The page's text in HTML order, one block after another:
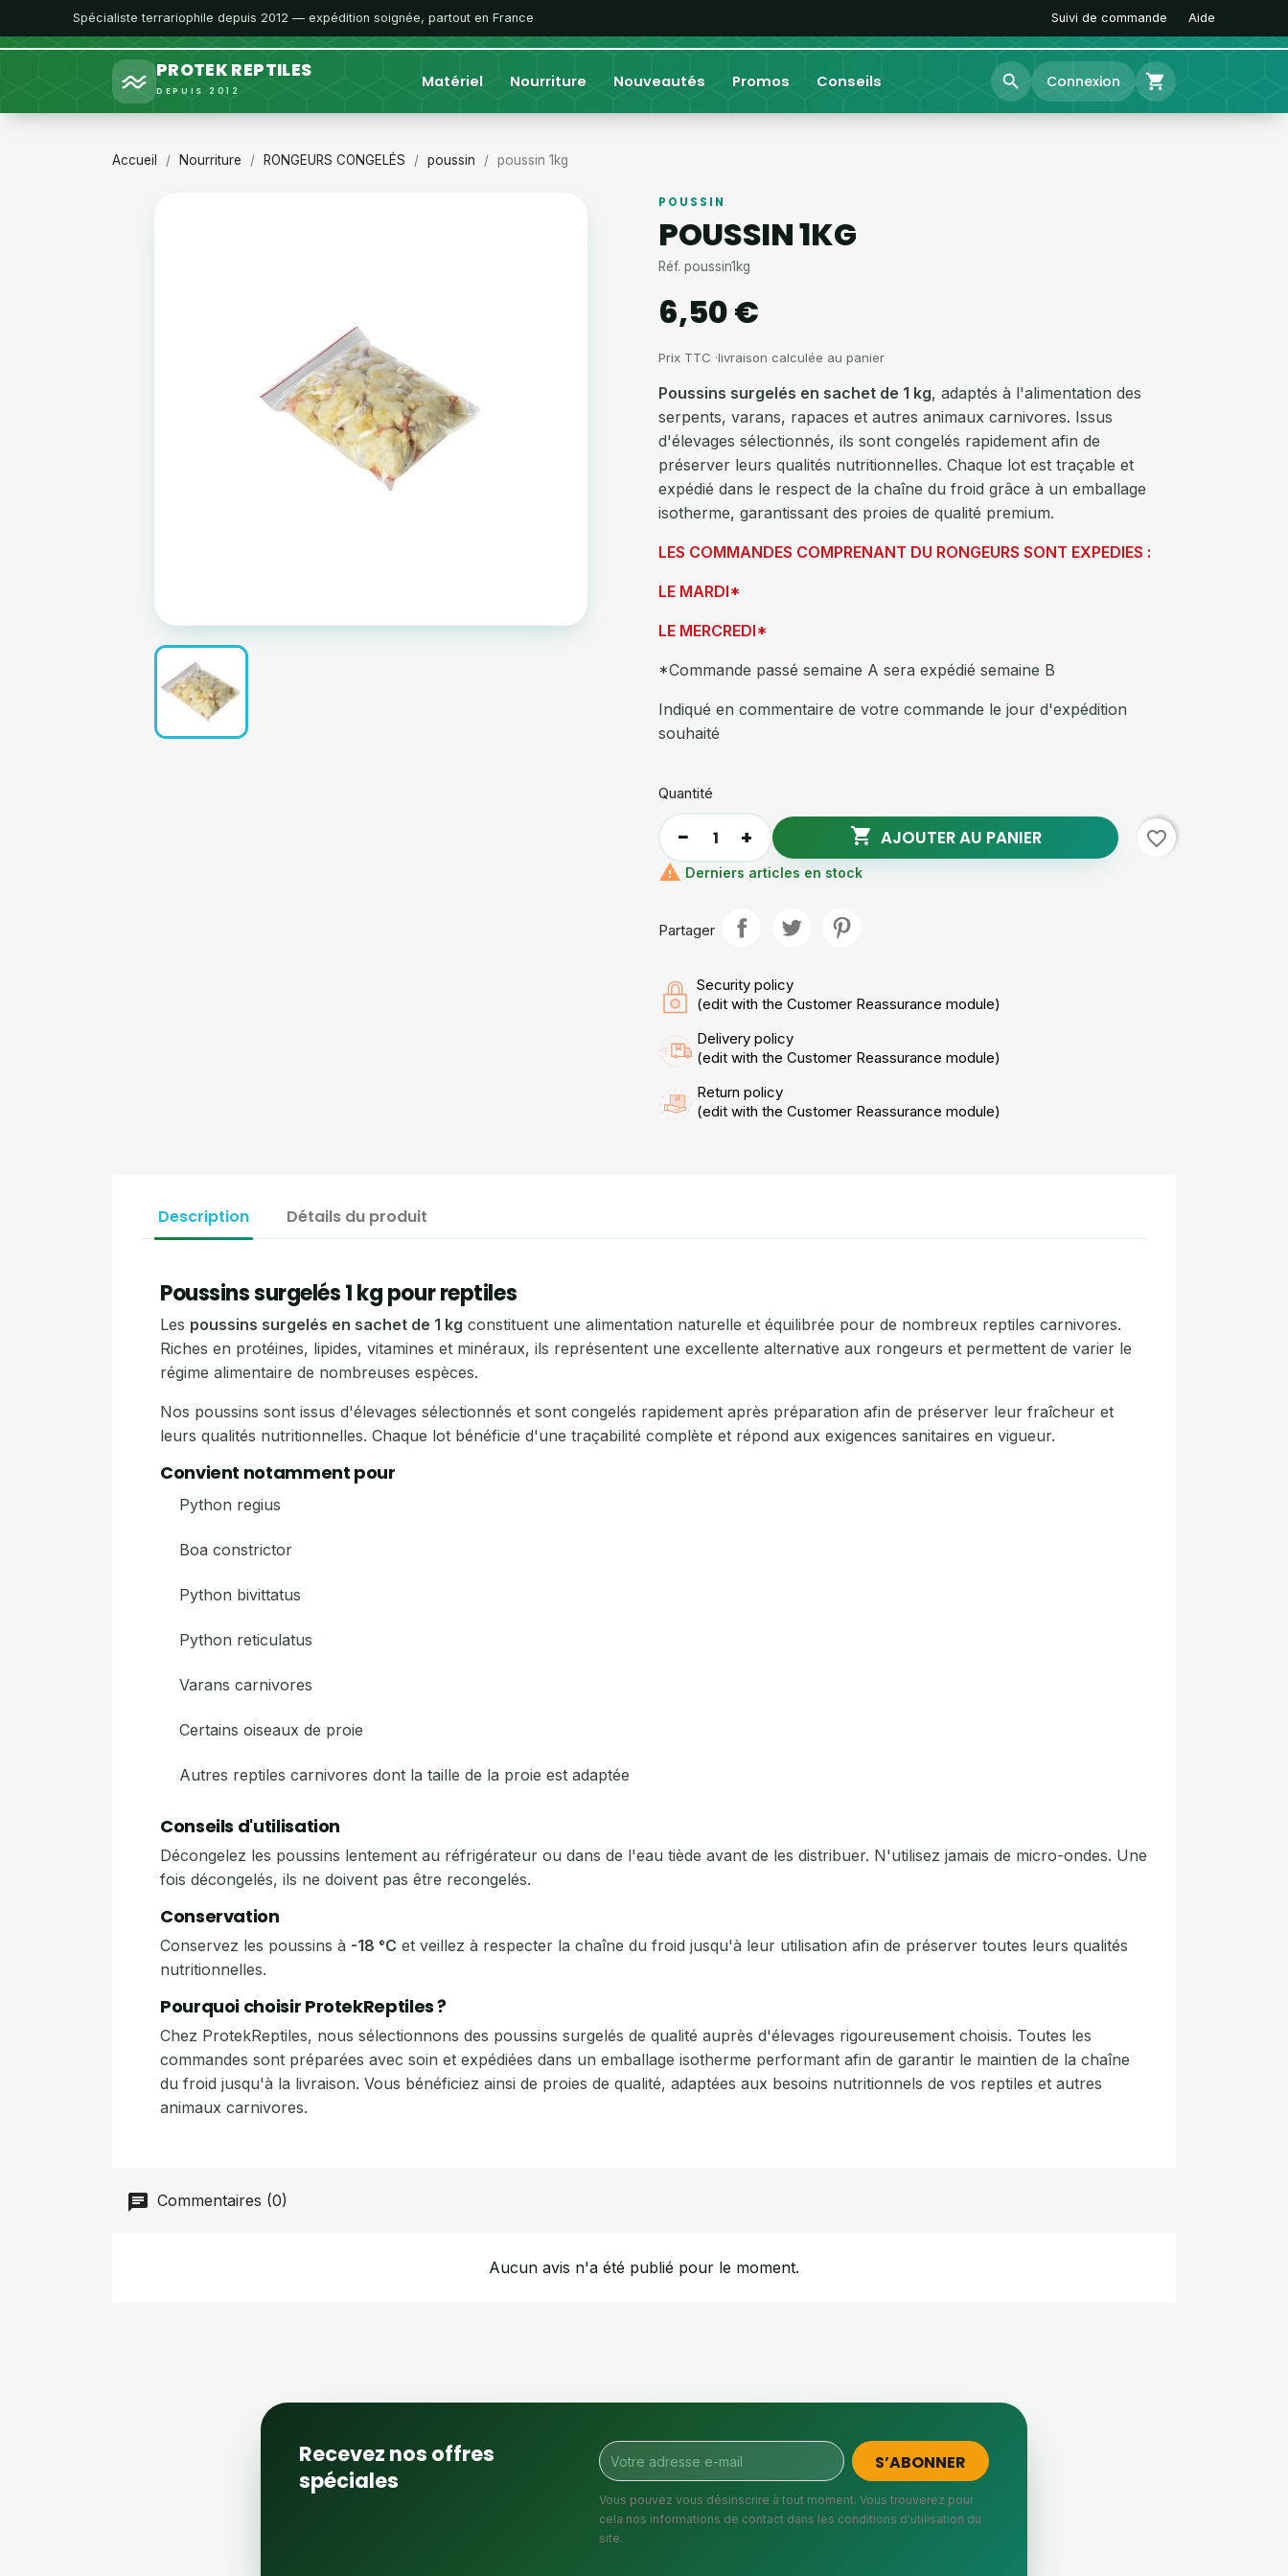
Spécialiste terrariophile depuis 2012 — expédition soignée, partout en France Suivi de commande Aide
PROTEK REPTILES
DEPUIS 2012 Matériel Nourriture Nouveautés Promos Conseils search Connexion shopping_cart
Accueil Nourriture RONGEURS CONGELÉS poussin poussin 1kg
POUSSIN
POUSSIN 1KG
Réf. poussin1kg
6,50 €
Poussins surgelés en sachet de 1 kg, adaptés à l'alimentation des
serpents, varans, rapaces et autres animaux carnivores. Issus
d'élevages sélectionnés, ils sont congelés rapidement afin de
préserver leurs qualités nutritionnelles. Chaque lot est traçable et
expédié dans le respect de la chaîne du froid grâce à un emballage
isotherme, garantissant des proies de qualité premium.
LES COMMANDES COMPRENANT DU RONGEURS SONT EXPEDIES :
LE MARDI*
LE MERCREDI*
*Commande passé semaine A sera expédié semaine B
Indiqué en commentaire de votre commande le jour d'expédition
souhaité
Quantité
 AJOUTER AU PANIER
favorite_border
 Derniers articles en stock
Partager
Security policy
(edit with the Customer Reassurance module)
Delivery policy
(edit with the Customer Reassurance module)
Return policy
(edit with the Customer Reassurance module)
Description Détails du produit
Poussins surgelés 1 kg pour reptiles
Les poussins surgelés en sachet de 1 kg constituent une alimentation naturelle et équilibrée pour de nombreux reptiles carnivores.
Riches en protéines, lipides, vitamines et minéraux, ils représentent une excellente alternative aux rongeurs et permettent de varier le
régime alimentaire de nombreuses espèces.
Nos poussins sont issus d'élevages sélectionnés et sont congelés rapidement après préparation afin de préserver leur fraîcheur et
leurs qualités nutritionnelles. Chaque lot bénéficie d'une traçabilité complète et répond aux exigences sanitaires en vigueur.
Convient notamment pour
Python regius
Boa constrictor
Python bivittatus
Python reticulatus
Varans carnivores
Certains oiseaux de proie
Autres reptiles carnivores dont la taille de la proie est adaptée
Conseils d'utilisation
Décongelez les poussins lentement au réfrigérateur ou dans de l'eau tiède avant de les distribuer. N'utilisez jamais de micro-ondes. Une
fois décongelés, ils ne doivent pas être recongelés.
Conservation
Conservez les poussins à -18 °C et veillez à respecter la chaîne du froid jusqu'à leur utilisation afin de préserver toutes leurs qualités
nutritionnelles.
Pourquoi choisir ProtekReptiles ?
Chez ProtekReptiles, nous sélectionnons des poussins surgelés de qualité auprès d'élevages rigoureusement choisis. Toutes les
commandes sont préparées avec soin et expédiées dans un emballage isotherme performant afin de garantir le maintien de la chaîne
du froid jusqu'à la livraison. Vous bénéficiez ainsi de proies de qualité, adaptées aux besoins nutritionnels de vos reptiles et autres
animaux carnivores.
Commentaires (0)
Aucun avis n'a été publié pour le moment.
Recevez nos offres
spéciales
Vous pouvez vous désinscrire à tout moment. Vous trouverez pour
cela nos informations de contact dans les conditions d'utilisation du
site.